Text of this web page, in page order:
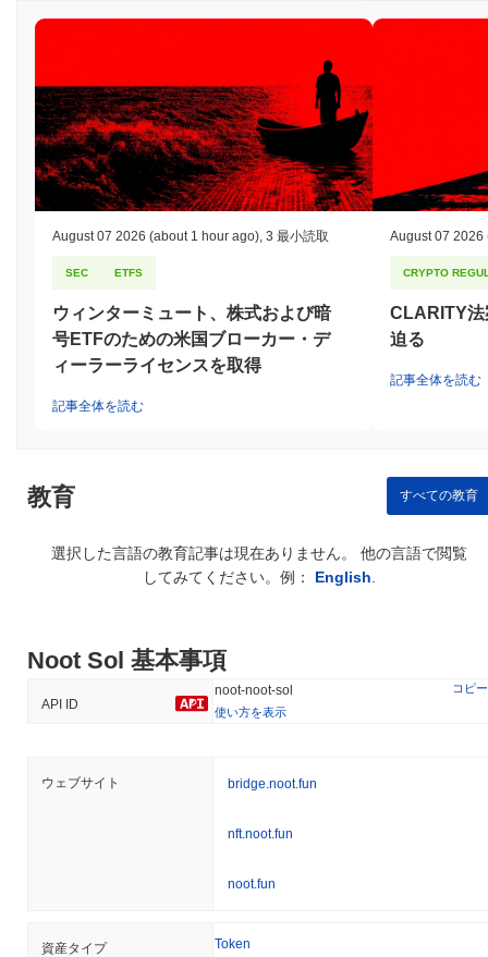
August 07 2026 (about 1 hour ago) 3 最小読取
SEC ETFS
ウィンターミュート、株式および暗
号ETFのための米国ブローカー・デ
ィーラーライセンスを取得
記事全体を読む
August 07 2026
CRYPTO
CLARITY法
迫る
記事全体を読む
教育 すべての教育
選択した言語の教育記事は現在ありません。 他の言語で閲覧
してみてください。例： English
Noot Sol 基本事項
API ID
noot-noot-sol
コピー
使い方を表示
ウェブサイト bridge.noot.fun
nft.noot.fun
noot.fun
資産タイプ Token